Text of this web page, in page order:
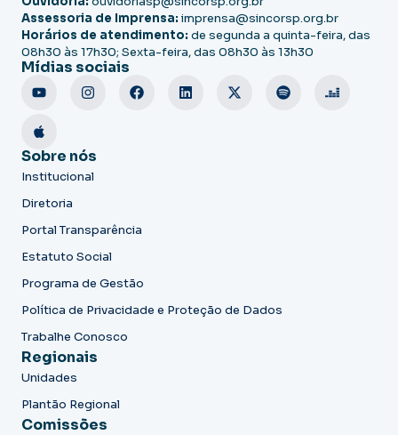
Assessoria de Imprensa: imprensa@sincorsp.org.br
Horários de atendimento: de segunda a quinta-feira, das
08h30 às 17h30; Sexta-feira, das 08h30 às 13h30
Mídias sociais
Sobre nós
Institucional
Diretoria
Portal Transparência
Estatuto Social
Programa de Gestão
Política de Privacidade e Proteção de Dados
Trabalhe Conosco
Regionais
Unidades
Plantão Regional
Comissões